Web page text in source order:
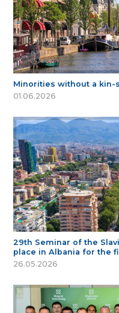
Minorities without a kin-
01.06.2026
29th Seminar of the
place in Albania for the
26.05.2026